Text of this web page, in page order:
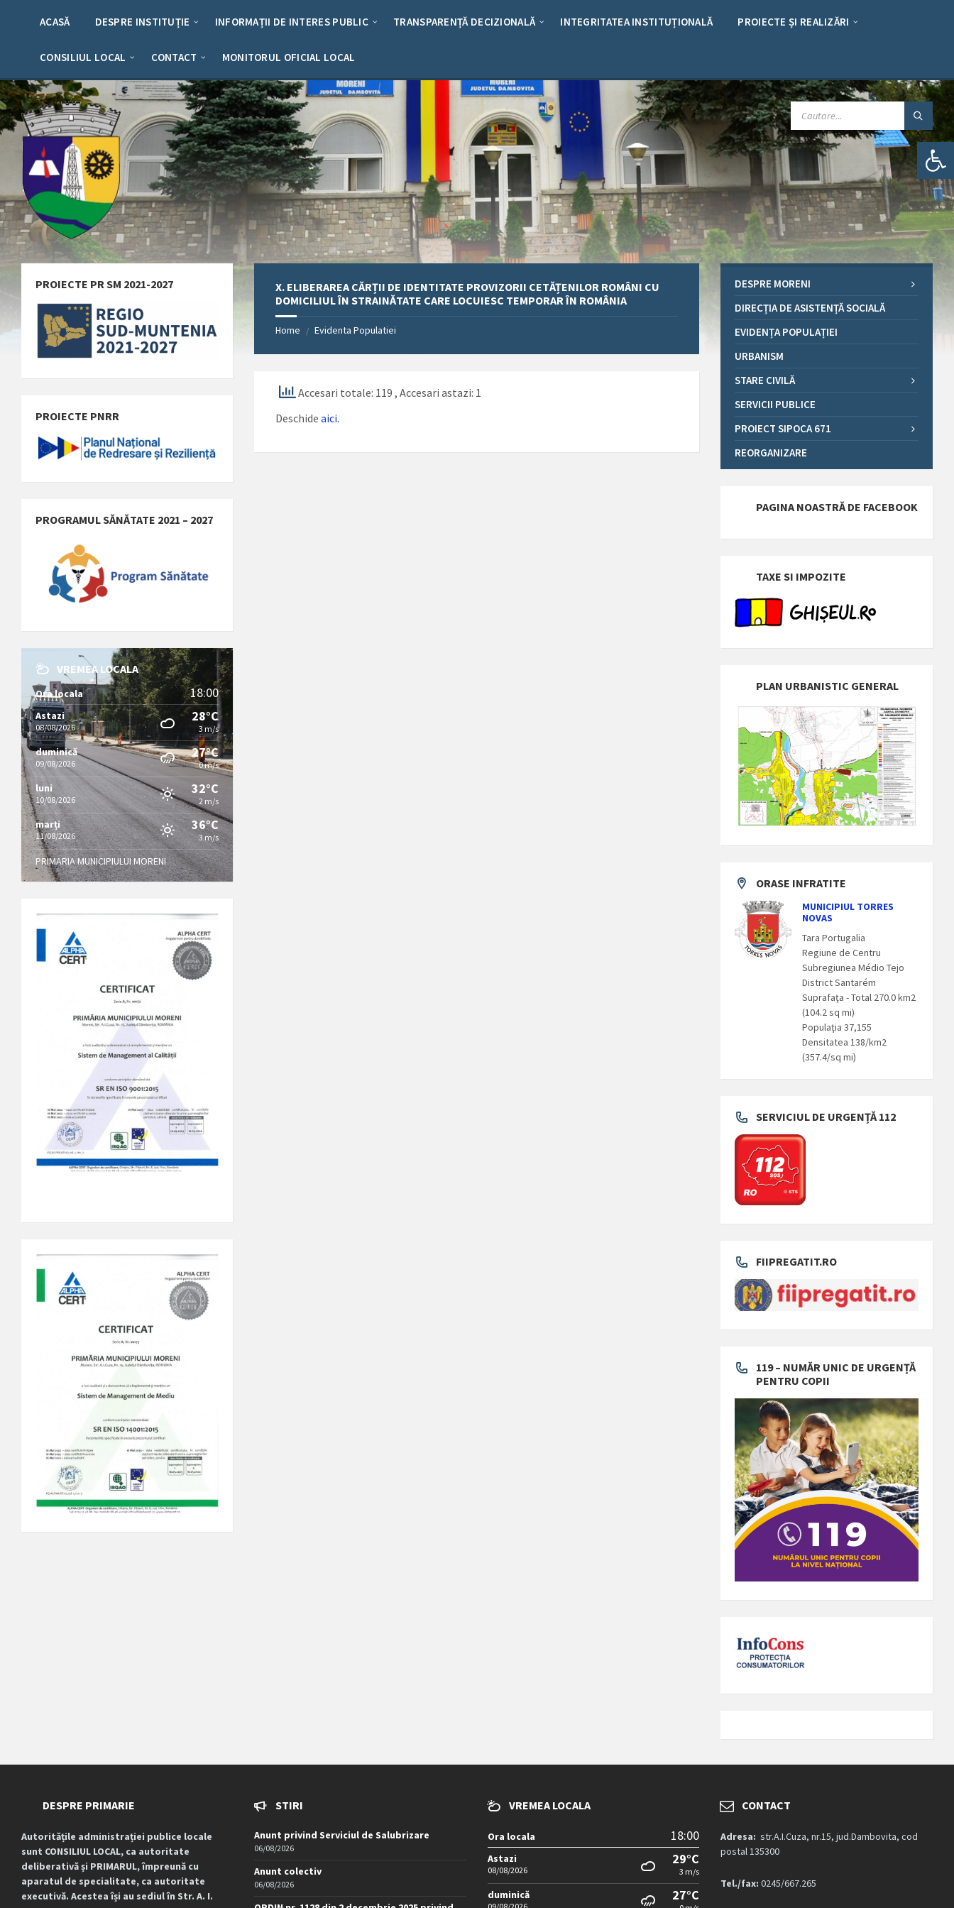
Deschide bara de unelte
ACASĂ DESPRE INSTITUȚIE INFORMAȚII DE INTERES PUBLIC TRANSPARENȚĂ DECIZIONALĂ INTEGRITATEA INSTITUȚIONALĂ PROIECTE ȘI REALIZĂRI
CONSILIUL LOCAL CONTACT MONITORUL OFICIAL LOCAL
CAUTARE:
X. ELIBERAREA CĂRȚII DE IDENTITATE PROVIZORII CETĂȚENILOR ROMÂNI CU
DOMICILIUL ÎN STRAINĂTATE CARE LOCUIESC TEMPORAR ÎN ROMÂNIA
Home / Evidenta Populatiei
Accesari totale: 119, Accesari astazi: 1
Deschideaici.
PROIECTE PR SM 2021-2027
PROIECTE PNRR
PROGRAMUL SĂNĂTATE 2021 – 2027
VREMEA LOCALA
Ora locala 18:00
Astazi
08/08/2026
28°C
3 m/s
duminică
09/08/2026
27°C
0 m/s
luni
10/08/2026
32°C
2 m/s
marți
11/08/2026
36°C
3 m/s
PRIMARIA MUNICIPIULUI MORENI
DESPRE MORENI
DIRECȚIA DE ASISTENȚĂ SOCIALĂ
EVIDENȚA POPULAȚIEI
URBANISM
STARE CIVILĂ
SERVICII PUBLICE
PROIECT SIPOCA 671
REORGANIZARE
PAGINA NOASTRĂ DE FACEBOOK
TAXE SI IMPOZITE
PLAN URBANISTIC GENERAL
ORASE INFRATITE
MUNICIPIUL TORRES
NOVAS
Tara Portugalia
Regiune de Centru
Subregiunea Médio Tejo
District Santarém
Suprafaţa - Total 270.0 km2
(104.2 sq mi)
Populaţia 37,155
Densitatea 138/km2
(357.4/sq mi)
SERVICIUL DE URGENȚĂ 112
FIIPREGATIT.RO
119 – NUMĂR UNIC DE URGENȚĂ
PENTRU COPII
DESPRE PRIMARIE
Autoritățile administrației publice locale
sunt CONSILIUL LOCAL, ca autoritate
deliberativă și PRIMARUL, împreună cu
aparatul de specialitate, ca autoritate
executivă. Acestea își au sediul în Str. A. I.
STIRI
Anunt privind Serviciul de Salubrizare
06/08/2026
Anunt colectiv
06/08/2026
VREMEA LOCALA
Ora locala 18:00
Astazi
08/08/2026
29°C
3 m/s
duminică 27°C
CONTACT
Adresa: str.A.I.Cuza, nr.15, jud.Dambovita, cod
postal 135300
Tel./fax: 0245/667.265